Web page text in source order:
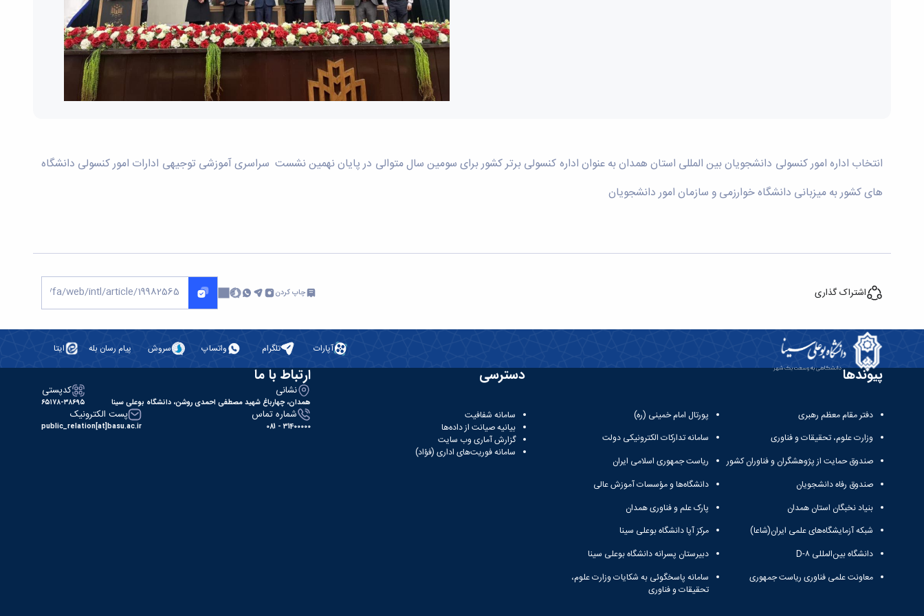
انتخاب اداره امور کنسولی دانشجویان بین المللی استان همدان به عنوان اداره کنسولی برتر کشور برای سومین سال متوالی در پایان نهمین نشست سراسری آموزشی توجیهی ادارات امور کنسولی دانشگاه
های کشور به میزبانی دانشگاه خوارزمی و سازمان امور دانشجویان
اشتراک گذاری چاپ کردن
آپارات تلگرام واتساپ سروش پیام رسان بله ایتا
پیوندها
دفتر مقام معظم رهبری
وزارت علوم، تحقیقات و فناوری
صندوق حمایت از پژوهشگران و فناوران کشور
صندوق رفاه دانشجویان
بنیاد نخبگان استان همدان
شبکه آزمایشگاه‌های علمی ایران(شاعا)
دانشگاه بین‌المللی D-۸
معاونت علمی فناوری ریاست جمهوری
پورتال امام خمینی (ره)
سامانه تدارکات الکترونیکی دولت
ریاست جمهوری اسلامی ایران
دانشگاه‌ها و مؤسسات آموزش عالی
پارک علم و فناوری همدان
مرکز آپا دانشگاه بوعلی سینا
دبیرستان پسرانه دانشگاه بوعلی سینا
سامانه پاسخگوئی به شکایات وزارت علوم،
تحقیقات و فناوری
دسترسی
سامانه شفافیت
بیانیه صیانت از داده‌ها
گزارش آماری وب‌ سایت
سامانه فوریت‌های اداری (فؤاد)
ارتباط با ما
نشانی
همدان، چهارباغ شهید مصطفی احمدی روشن، دانشگاه بوعلی سینا
کدپستی
۶۵۱۷۸-۳۸۶۹۵
شماره تماس
31400000 - 081
پست الکترونیک
public_relation[at]basu.ac.ir